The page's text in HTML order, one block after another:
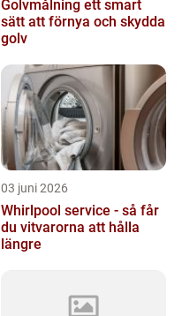
Golvmålning ett smart
sätt att förnya och skydda
golv
03 juni 2026
Whirlpool service - så får
du vitvarorna att hålla
längre